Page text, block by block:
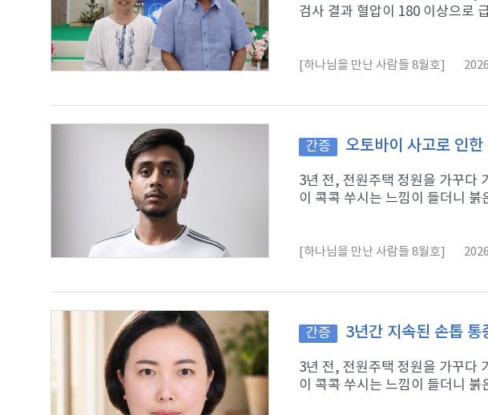
검사 결과 혈압이 180 이상으로
[하나님을 만난 사람들 8월호]
간증 오토바이 사고로 인
3년 전, 전원주택 정원을 가꾸다
이 콕콕 쑤시는 느낌이 들더니
[하나님을 만난 사람들 8월호]
간증 3년간 지속된 손톱 통
3년 전, 전원주택 정원을 가꾸다
이 콕콕 쑤시는 느낌이 들더니